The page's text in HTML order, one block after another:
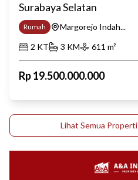
Surabaya Selatan
Rumah
Margorejo Indah...
2 KT 3 KM 611 m²
Rp19.500.000.000
Lihat Semua Properti